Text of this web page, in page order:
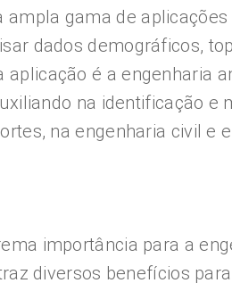
gama de
dados demográficos,
é a engenharia
na identificação
na engenharia civil e
importância para a
diversos benefícios